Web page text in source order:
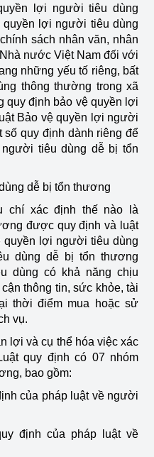
lợi người tiêu dùng
lợi người tiêu dùng
sách nhân văn, nhân
nước Việt Nam đối với
những yếu tố riêng, bất
thông thường trong xã
quy định bảo vệ quyền lợi
Bảo vệ quyền lợi người
quy định dành riêng để
tiêu dùng dễ bị tổn
dễ bị tổn thương
chí xác định thế nào là
được quy định và luật
quyền lợi người tiêu dùng
dùng dễ bị tổn thương
dùng có khả năng chịu
thông tin, sức khỏe, tài
thời điểm mua hoặc sử
vụ.
lợi và cụ thể hóa việc xác
quy định có 07 nhóm
bao gồm:
của pháp luật về người
định của pháp luật về